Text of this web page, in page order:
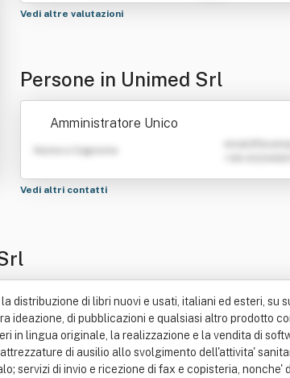
Vedi altre valutazioni
Persone in Unimed Srl
Amministratore Unico
Nome e Cognome
Vedi altri contatti
distribuzione di libri nuovi e usati, italiani ed esteri,
ideazione, di pubblicazioni e qualsiasi altro prodotto
in lingua originale, la realizzazione e la vendita di
di ausilio allo svolgimento dell'attivita'
servizi di invio e ricezione di fax e copisteria,